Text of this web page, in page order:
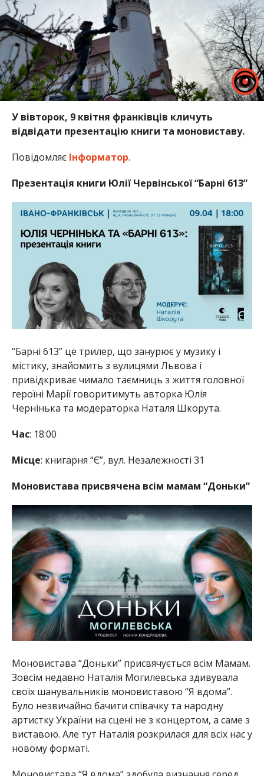
У вівторок, 9 квітня франківців кличуть
відвідати презентацію книги та моновиставу.
Повідомляє Інформатор.
Презентація книги Юлії Червінської “Барні 613”
“Барні 613” це трилер, що занурює у музику і
містику, знайомить з вулицями Львова і
привідкриває чимало таємниць з життя головної
героїні Марії говоритимуть авторка Юлія
Чернінька та модераторка Наталя Шкорута.
Час: 18:00
Місце: книгарня “Є”, вул. Незалежності 31
Моновистава присвячена всім мамам “Доньки”
Моновистава “Доньки” присвячується всім Мамам.
Зовсім недавно Наталія Могилевська здивувала
своїх шанувальників моновиставою “Я вдома”.
Було незвичайно бачити співачку та народну
артистку України на сцені не з концертом, а саме з
виставою. Але тут Наталія розкрилася для всіх нас у
новому форматі.